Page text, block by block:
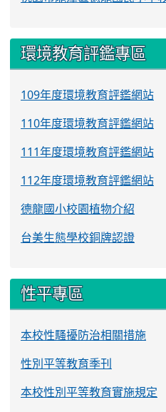
環境教育評鑑專區
109年度環境教育評鑑網站
110年度環境教育評鑑網站
111年度環境教育評鑑網站
112年度環境教育評鑑網站
德龍國小校園植物介紹
台美生態學校銅牌認證
性平專區
本校性騷擾防治相關措施
性別平等教育季刊
本校性別平等教育實施規定